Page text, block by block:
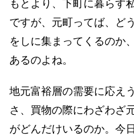
もとより、下町に暮らす
ですが、元町ってば、ど
をしに集まってくるのか
あるのよね。
地元富裕層の需要に応え
さ、買物の際にわざわざ
がどんだけいるのか。今